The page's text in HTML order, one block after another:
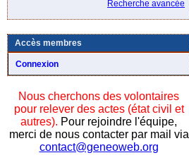
Recherche avancée
Accès membres
Connexion
Nous cherchons des volontaires
pour relever des actes (état civil et
autres). Pour rejoindre l'équipe,
merci de nous contacter par mail via
contact@geneoweb.org